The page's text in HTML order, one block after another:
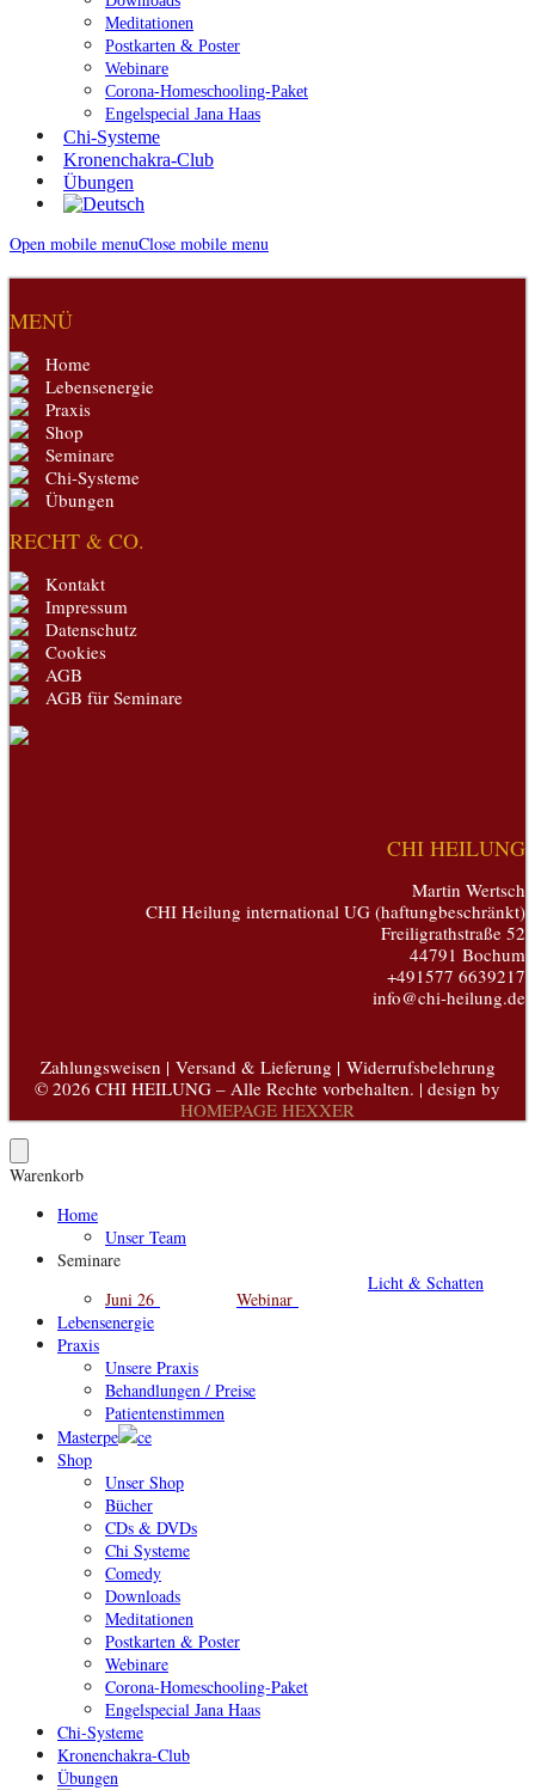
Meditationen
Postkarten & Poster
Webinare
Corona-Homeschooling-Paket
Engelspecial Jana Haas
Chi-Systeme
Kronenchakra-Club
Übungen
Open mobile menuClose mobile menu
MENÜ
Home
Lebensenergie
Praxis
Shop
Seminare
Chi-Systeme
Übungen
RECHT & CO.
Kontakt
Impressum
Datenschutz
Cookies
AGB
AGB für Seminare
CHI HEILUNG
Martin Wertsch
CHI Heilung international UG (haftungbeschränkt)
Freiligrathstraße 52
44791 Bochum
+491577 6639217
info@chi-heilung.de
Zahlungsweisen | Versand & Lieferung | Widerrufsbelehrung
© 2026 CHI HEILUNG – Alle Rechte vorbehalten. | design by
HOMEPAGE HEXXER
Warenkorb
Home
Unser Team
Seminare
Juni 26
Webinar
Licht & Schatten
Lebensenergie
Praxis
Unsere Praxis
Behandlungen / Preise
Patientenstimmen
Masterpe
ce
Shop
Unser Shop
Bücher
CDs & DVDs
Chi Systeme
Comedy
Downloads
Meditationen
Postkarten & Poster
Webinare
Corona-Homeschooling-Paket
Engelspecial Jana Haas
Chi-Systeme
Kronenchakra-Club
Übungen